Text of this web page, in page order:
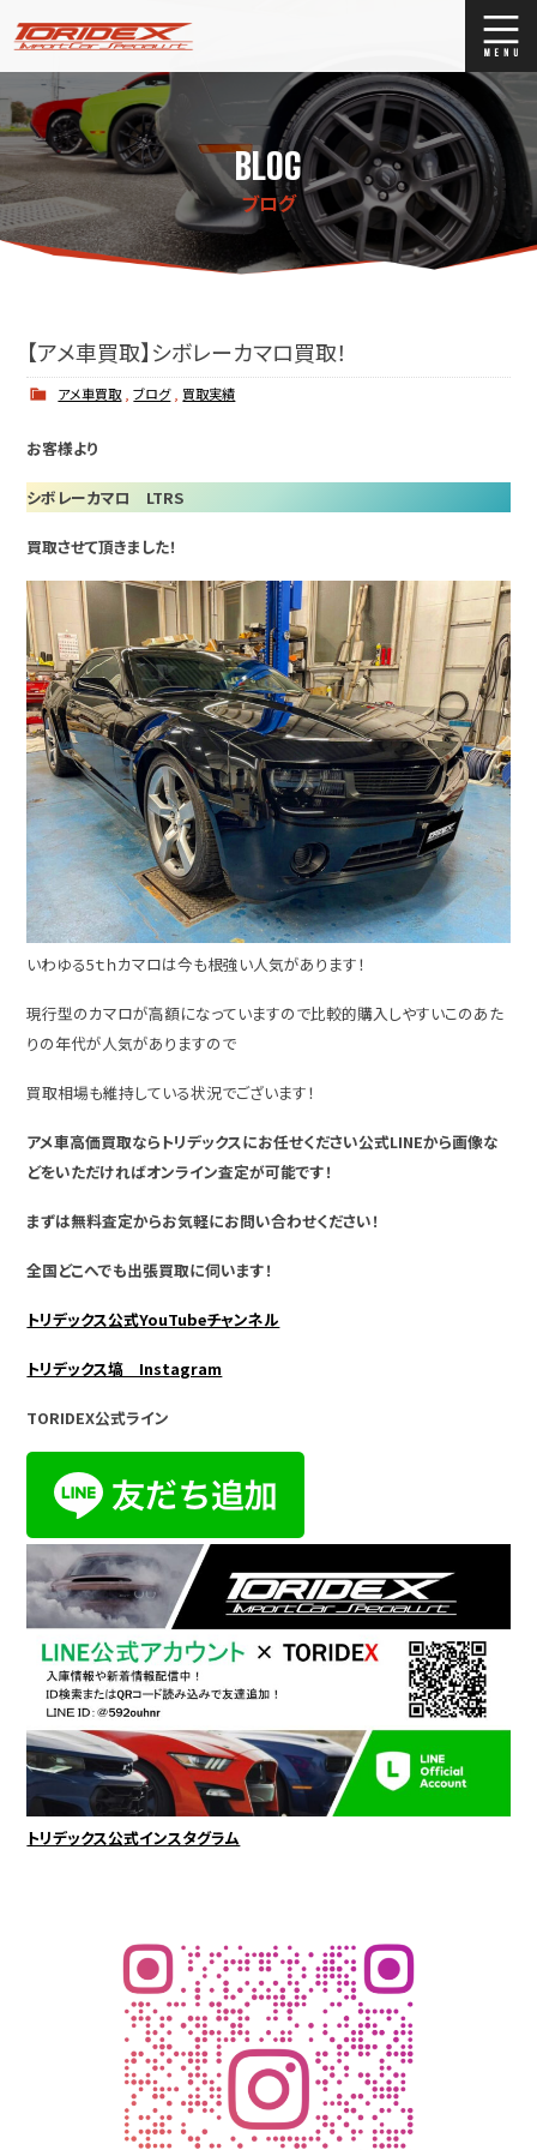
ブログ
Stock list
ストックリスト
買取
BLOG
ブログ
【アメ車買取】シボレーカマロ買取！
アメ車買取 ,ブログ, 買取実績
お客様より
シボレーカマロ LTRS
買取させて頂きました！
いわゆる5ｔｈカマロは今も根強い人気があります！
現行型のカマロが高額になっていますので比較的購入しやすいこのあた
りの年代が人気がありますので
買取相場も維持している状況でございます！
アメ車高価買取ならトリデックスにお任せください公式LINEから画像な
どをいただければオンライン査定が可能です！
まずは無料査定からお気軽にお問い合わせください！
全国どこへでも出張買取に伺います！
トリデックス公式YouTubeチャンネル
トリデックス塙 Instagram
TORIDEX公式ライン
トリデックス公式インスタグラム